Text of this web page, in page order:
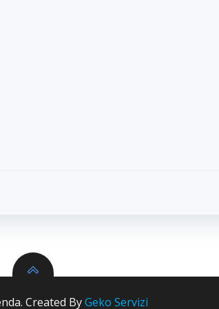
Created ByGeko Servizi